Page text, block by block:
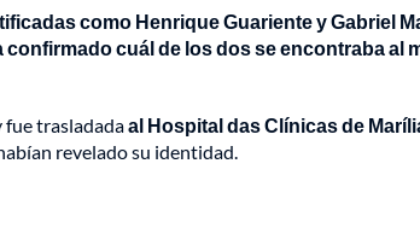
como Henrique Guariente y Gabriel
confirmado cuál de los dos se encontraba al
fue trasladadaal Hospital das Clínicas de
revelado su identidad.